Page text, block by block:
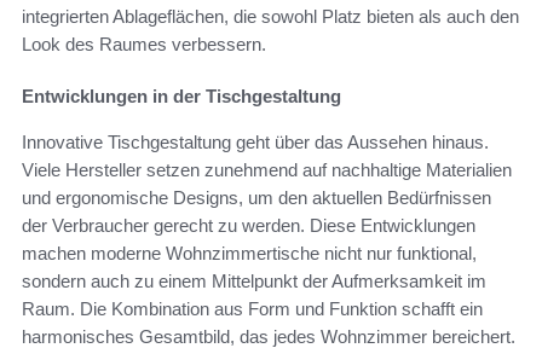
integrierten Ablageflächen, die sowohl Platz bieten als auch den
Look des Raumes verbessern.
Entwicklungen in der Tischgestaltung
Innovative Tischgestaltung geht über das Aussehen hinaus.
Viele Hersteller setzen zunehmend auf nachhaltige Materialien
und ergonomische Designs, um den aktuellen Bedürfnissen
der Verbraucher gerecht zu werden. Diese Entwicklungen
machen moderne Wohnzimmertische nicht nur funktional,
sondern auch zu einem Mittelpunkt der Aufmerksamkeit im
Raum. Die Kombination aus Form und Funktion schafft ein
harmonisches Gesamtbild, das jedes Wohnzimmer bereichert.